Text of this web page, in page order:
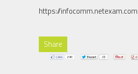
https://
Share